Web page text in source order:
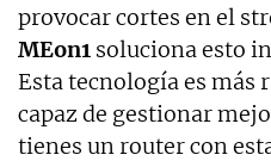
provocar cortes en el
MEon1 soluciona esto
Esta tecnología es más
capaz de gestionar
tienes un router con